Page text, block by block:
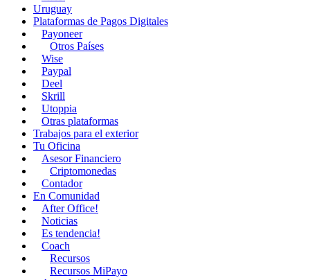
Uruguay
Plataformas de Pagos Digitales
Payoneer
Otros Países
Wise
Paypal
Deel
Skrill
Utoppia
Otras plataformas
Trabajos para el exterior
Tu Oficina
Asesor Financiero
Criptomonedas
Contador
En Comunidad
After Office!
Noticias
Es tendencia!
Coach
Recursos
Recursos MiPayo